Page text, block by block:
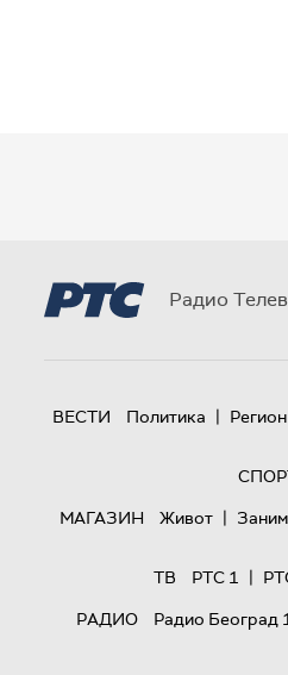
Радио
ВЕСТИ Политика | Регион
МАГАЗИН
Живот |
ТВ
РТС 1 |
РАДИО
Радио Београд 1